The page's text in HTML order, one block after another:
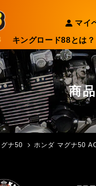
キングロード88とは？
マイ
商
ナ50
ホンダ マグナ50